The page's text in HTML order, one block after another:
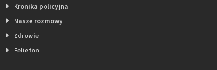
Kronika policyjna
Nasze rozmowy
Zdrowie
Felieton